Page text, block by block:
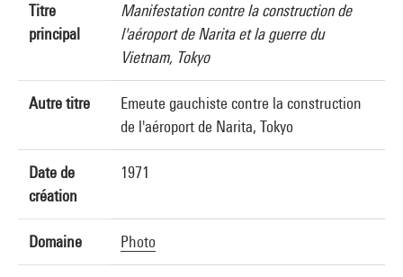
Titre
principal
Manifestation contre la construction de
l'aéroport de Narita et la guerre du
Vietnam, Tokyo
Autre titre
Emeute gauchiste contre la construction
de l'aéroport de Narita, Tokyo
Date de
création
1971
Domaine Photo